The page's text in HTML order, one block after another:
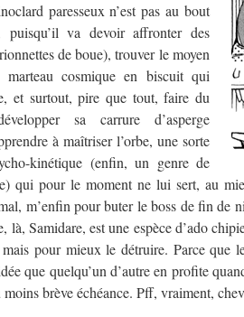
paresseux n’est pas au bout
puisqu’il va devoir affronter des
de boue), trouver le moyen
cosmique en biscuit qui
et surtout, pire que tout, faire du
sa carrure d’asperge
à maîtriser l’orbe, une sorte
kinétique (enfin, un genre de
qui pour le moment ne lui sert, au
m’enfin pour buter le boss de fin de
là, Samidare, est une espèce d’ado
pour mieux le détruire. Parce que
que quelqu’un d’autre en profite
brève échéance. Pff, vraiment,